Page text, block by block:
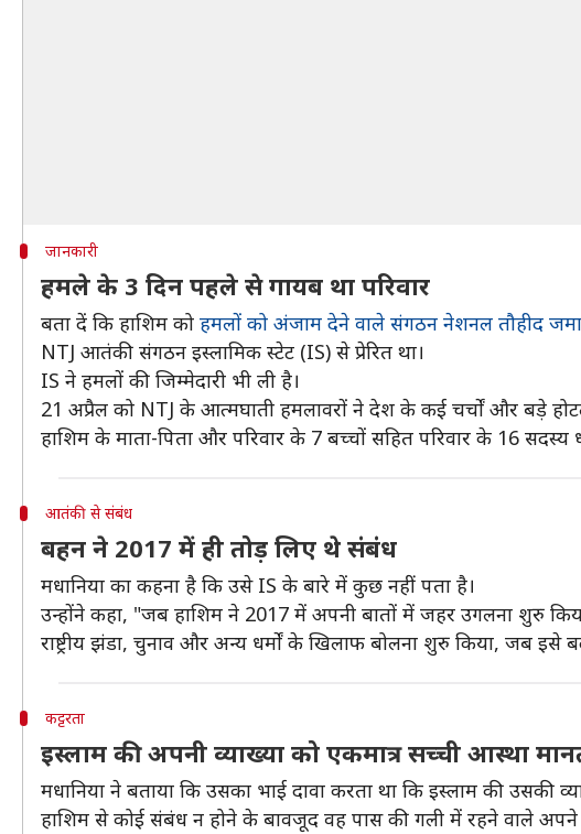
जानकारी
हमले के 3 दिन पहले से गायब था परिवार
बता दें कि हाशिम को हमलों को अंजाम देने वाले संगठन नेशनल तौहीद
NTJ आतंकी संगठन इस्लामिक स्टेट (IS) से प्रेरित था।
IS ने हमलों की जिम्मेदारी भी ली है।
21 अप्रैल को NTJ के आत्मघाती हमलावरों ने देश के कई चर्चों और बड़े
हाशिम के माता-पिता और परिवार के 7 बच्चों सहित परिवार के 16
आतंकी से संबंध
बहन ने 2017 में ही तोड़ लिए थे संबंध
मधानिया का कहना है कि उसे IS के बारे में कुछ नहीं पता है।
उन्होंने कहा, "जब हाशिम ने 2017 में अपनी बातों में जहर उगलना शुरु
राष्ट्रीय झंडा, चुनाव और अन्य धर्मों के खिलाफ बोलना शुरु किया, जब इसे
कट्टरता
इस्लाम की अपनी व्याख्या को एकमात्र सच्ची आस्था
मधानिया ने बताया कि उसका भाई दावा करता था कि इस्लाम की उसकी
हाशिम से कोई संबंध न होने के बावजूद वह पास की गली में रहने वाले अपने